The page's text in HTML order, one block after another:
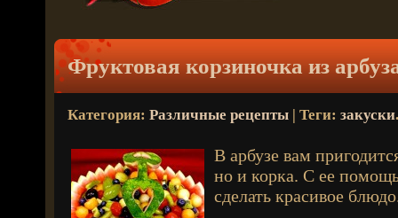
Фруктовая корзиночка из
Категория: Различные рецепты | Теги: закуски.
В арбузе вам
но и корка. С ее
сделать красивое